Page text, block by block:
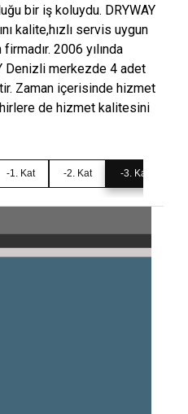
bir iş koluydu. DRYWAY
kalite,hızlı servis uygun
2006 yılında
Denizli merkezde 4 adet
Zaman içerisinde hizmet
de hizmet kalitesini